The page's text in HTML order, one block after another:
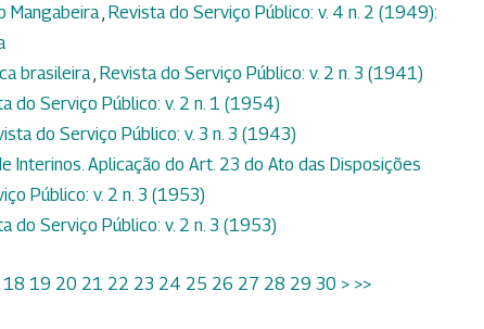
Mangabeira, Revista do Serviço Público: v. 4 n. 2 (1949):
brasileira, Revista do Serviço Público: v. 2 n. 3 (1941)
do Serviço Público: v. 2 n. 1 (1954)
do Serviço Público: v. 3 n. 3 (1943)
Interinos. Aplicação do Art. 23 do Ato das Disposições
Público: v. 2 n. 3 (1953)
do Serviço Público: v. 2 n. 3 (1953)
18 19 20 21 22 23 24 25 26 27 28 29 30 > >>